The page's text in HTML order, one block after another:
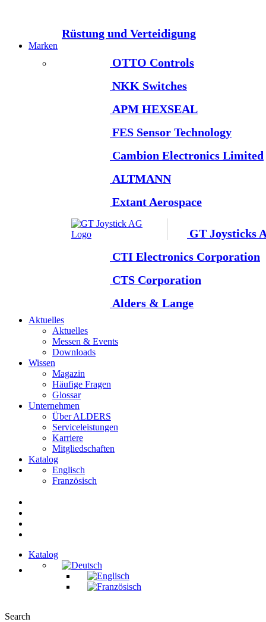
Rüstung und Verteidigung
Marken
OTTO Controls
NKK Switches
APM HEXSEAL
FES Sensor Technology
Cambion Electronics Limited
ALTMANN
Extant Aerospace
GT Joysticks
CTI Electronics Corporation
CTS Corporation
Alders & Lange
Aktuelles
Aktuelles
Messen & Events
Downloads
Wissen
Magazin
Häufige Fragen
Glossar
Unternehmen
Über ALDERS
Serviceleistungen
Karriere
Mitgliedschaften
Katalog
Englisch
Französisch
Katalog
Search